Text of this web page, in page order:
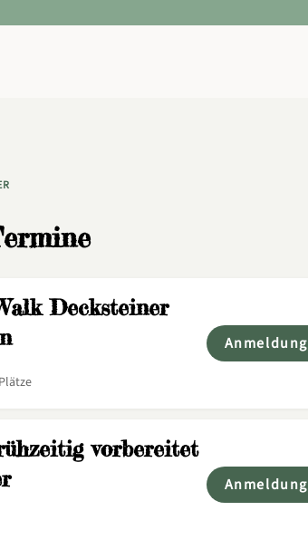
Decksteiner
Anmeldung
vorbereitet
Anmeldung